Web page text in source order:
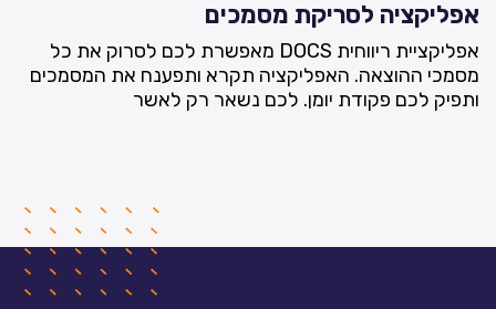
אפליקציה לסריקת מסמכים
אפליקציית ריווחית DOCS מאפשרת לכם לסרוק את כל
מסמכי ההוצאה. האפליקציה תקרא ותפענח את המסמכים
ותפיק לכם פקודת יומן. לכם נשאר רק לאשר